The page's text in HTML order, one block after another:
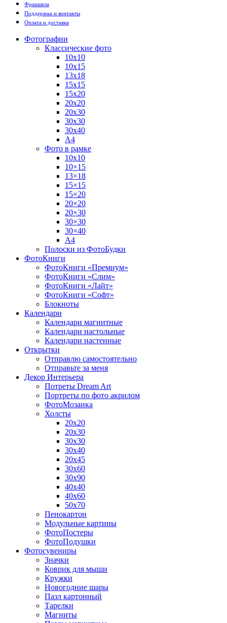
Франшиза
Поддержка и контакты
Оплата и доставка
Фотографии
Классические фото
10х10
10х15
13х18
15х15
15х20
20х20
20х30
30х30
30х40
А4
Фото в рамке
10х10
10×15
13×18
15×15
15×20
20×20
20×30
30×30
30×40
A4
Полоски из ФотоБудки
ФотоКниги
ФотоКниги «Премиум»
ФотоКниги «Слим»
ФотоКниги «Лайт»
ФотоКниги «Софт»
Блокноты
Календари
Календари магнитные
Календари настольные
Календари настенные
Открытки
Отправлю самостоятельно
Отправьте за меня
Декор Интерьера
Потреты Dream Art
Портреты по фото акрилом
ФотоМозаика
Холсты
20х20
20х30
30х30
30х40
20х45
30х60
30х90
40х40
40х60
50х70
Пенокартон
Модульные картины
ФотоПостеры
ФотоПодушки
Фотоcувениры
Значки
Коврик для мыши
Кружки
Новогодние шары
Пазл картонный
Тарелки
Магниты